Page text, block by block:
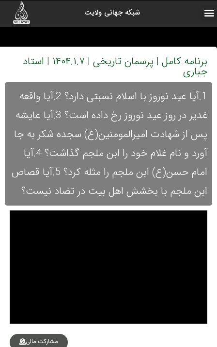
شبکه جهانی ولایت
برنامه کامل | پرسمان تاریخی | ۱۴۰۴.۱.۷ | استاد
جباری
1.آیا عید نوروز با اسلام نسبتی دارد؟ 2.آیا واقعه
غدیر در روز عید نوروز رخ داده است؟ 3.آیا عایشه
پس از شهادت امیرالمومنین(ع) سجده شکر به جا
آورد و نام غلام خود را ابن ملجم گذاشت؟ 4.آیا
امام حسن(ع) ابن ملجم را مثله کرد؟ 5.آیا قصاص
ابن ملجم با بخشش اهل بیت در تضاد نیست؟
مشارکت مالی